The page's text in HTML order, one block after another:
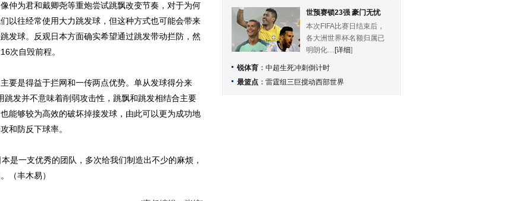
为君和戴卿尧等重炮尝试跳飘改变节奏，对于为何
以往经常使用大力跳发球，但这种方式也可能会带来
发球。反观日本方面确实希望通过跳发带动拦防，然
次自毁前程。
是得益于拦网和一传两点优势。单从发球得分来
发并不意味着削弱攻击性，跳飘和跳发相结合主要
能够较为高效的破坏掉接发球，由此可以更为成功地
和防反下球率。
一支优秀的团队，多次给我们制造出不少的麻烦，
（丰木易）
世预赛锁23强 豪门无忧
本次FIFA比赛日结束后，
各大洲世界杯名额归属已
明朗化… [详细]
锐体育 ： 中超生死冲刺倒计时
最篮点 ： 雷霆组三巨搅动西部世界